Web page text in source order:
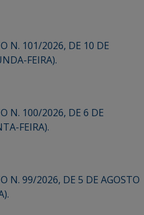
N. 101/2026, DE 10 DE
FEIRA).
N. 100/2026, DE 6 DE
FEIRA).
N. 99/2026, DE 5 DE AGOSTO